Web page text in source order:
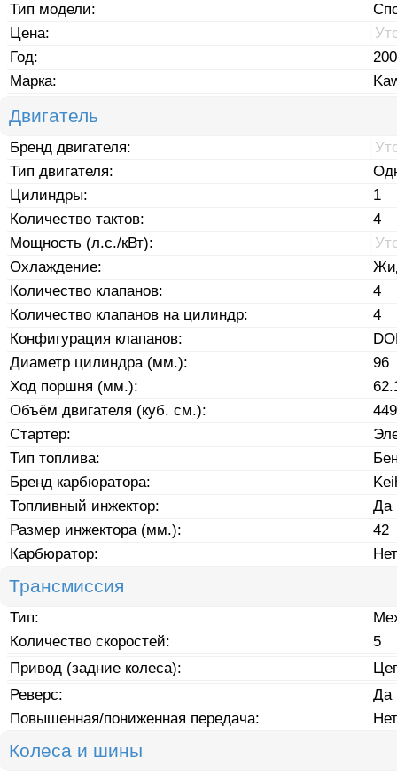
Тип модели:
Цена:
Год:
Марка:
Двигатель
Бренд двигателя:
Тип двигателя:
Цилиндры:
1
Количество тактов:
4
Мощность (л.с./кВт):
Охлаждение:
Количество клапанов:
4
Количество клапанов на цилиндр:
4
Конфигурация клапанов:
Диаметр цилиндра (мм.):
96
Ход поршня (мм.):
Объём двигателя (куб. см.):
449
Стартер:
Тип топлива:
Бренд карбюратора:
Топливный инжектор:
Да
Размер инжектора (мм.):
42
Карбюратор:
Нет
Трансмиссия
Тип:
Количество скоростей:
5
Привод (задние колеса):
Реверс:
Да
Повышенная/пониженная передача:
Нет
Колеса и шины